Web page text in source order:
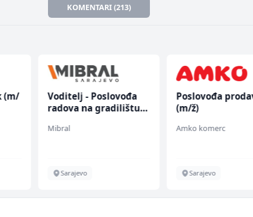
KOMENTARI (213)
Poslovođa prodavnice
(m/ž)
Amko komerc
Sarajevo
Komercijalni
službenik (m/ž)
Euro-Asfalt
Više lokacija